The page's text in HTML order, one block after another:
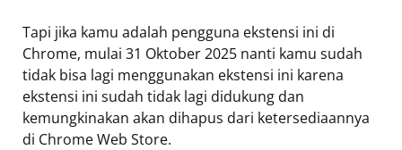
Tapi jika kamu adalah pengguna ekstensi ini di
Chrome, mulai 31 Oktober 2025 nanti kamu sudah
tidak bisa lagi menggunakan ekstensi ini karena
ekstensi ini sudah tidak lagi didukung dan
kemungkinakan akan dihapus dari ketersediaannya
di Chrome Web Store.